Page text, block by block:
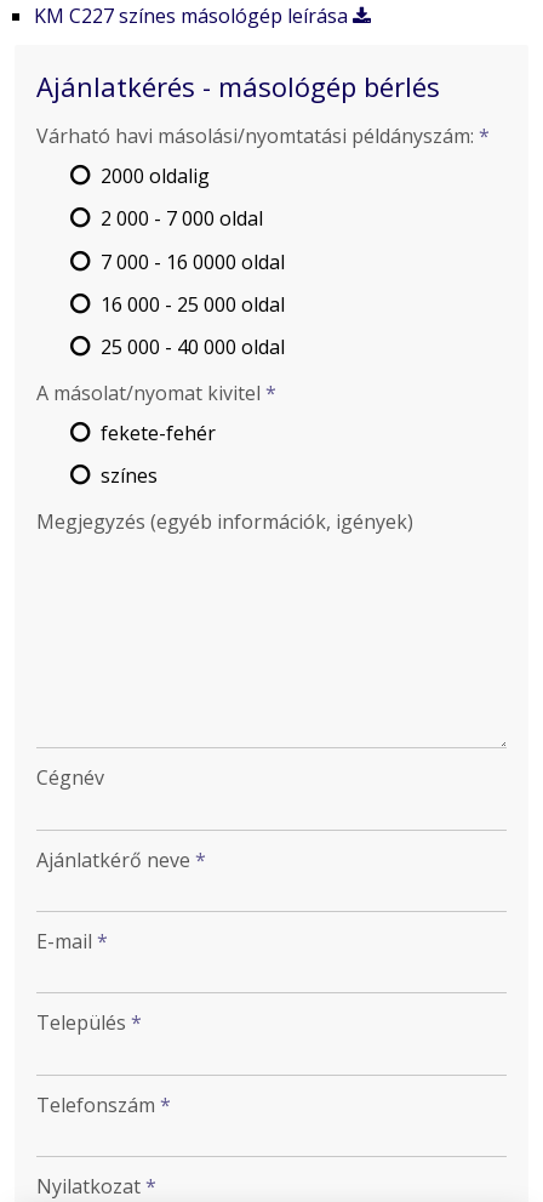
KM C227 színes másológép leírása
Ajánlatkérés - másológép bérlés
-
Várható havi másolási/nyomtatási példányszám: *
2000 oldalig
2 000 - 7 000 oldal
7 000 - 16 0000 oldal
16 000 - 25 000 oldal
25 000 - 40 000 oldal
A másolat/nyomat kivitel *
fekete-fehér
színes
Megjegyzés (egyéb információk, igények)
Cégnév
Ajánlatkérő neve *
E-mail *
Település *
Telefonszám *
Nyilatkozat*